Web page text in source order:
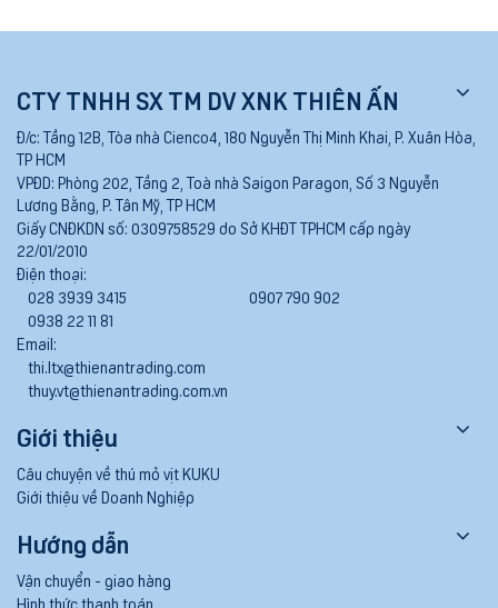
CTY TNHH SX TM DV XNK THIÊN ẤN
Đ/c:Tầng 12B, Tòa nhà Cienco4, 180 Nguyễn Thị Minh Khai, P. Xuân Hòa,
TP HCM
VPĐD: Phòng 202, Tầng 2, Toà nhà Saigon Paragon, Số 3 Nguyễn
Lương Bằng, P. Tân Mỹ, TP HCM
Giấy CNĐKDN số: 0309758529 do Sở KHĐT TPHCM cấp ngày
22/01/2010
Điện thoại:
028 3939 3415
0938 22 11 81
0907 790 902
Email:
thi.ltx@thienantrading.com
thuy.vt@thienantrading.com.vn
Giới thiệu
Câu chuyện về thú mỏ vịt KUKU
Giới thiệu về Doanh Nghiệp
Hướng dẫn
Vận chuyển - giao hàng
Hình thức thanh toán